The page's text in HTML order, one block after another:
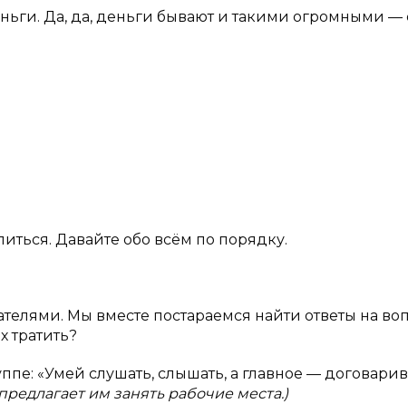
Да, да, деньги бывают и такими огромными —
Давайте обо всём по порядку.
Мы вместе постараемся найти ответы на
тратить?
«Умей слушать, слышать, а главное —
им занять рабочие места.)